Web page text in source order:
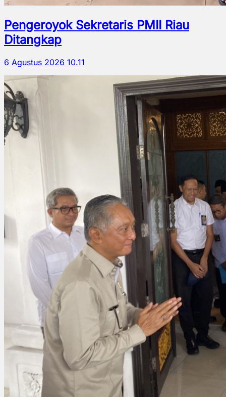
Pengeroyok Sekretaris PMII Riau
Ditangkap
6 Agustus 2026 10.11